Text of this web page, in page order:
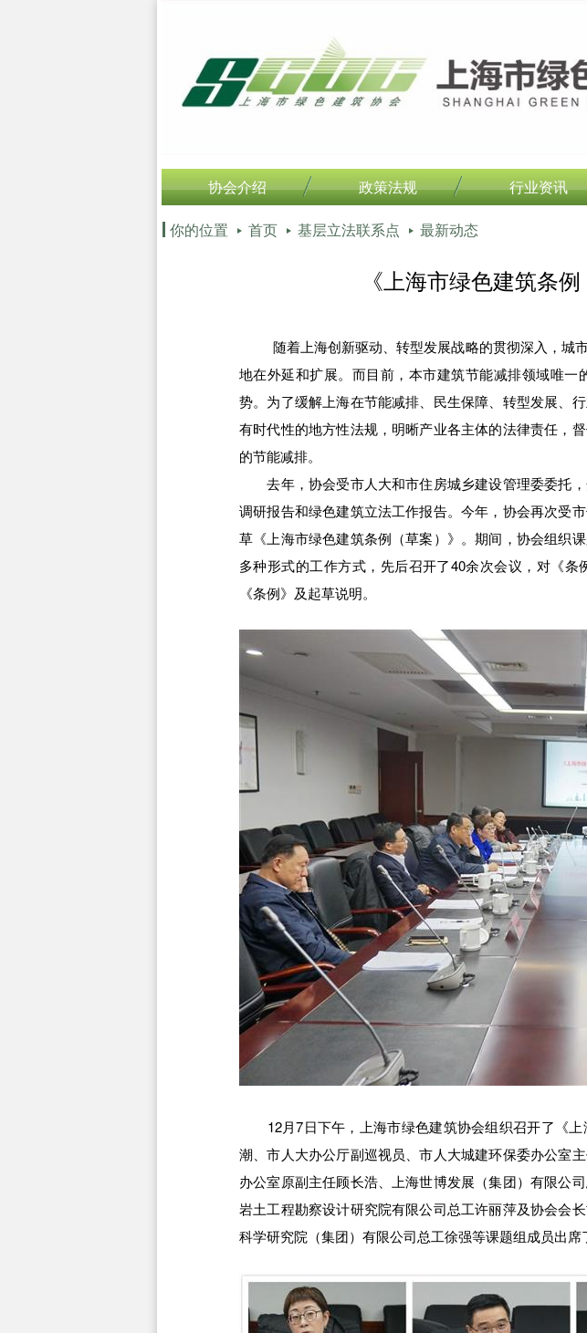
协会介绍 政策法规 行业资讯
你的位置 首页 基层立法联系点 最新动态
《上海市绿色建筑条
随着上海创新驱动、转型发展战略的贯彻深入，城市
地在外延和扩展。而目前，本市建筑节能减排领域唯
势。为了缓解上海在节能减排、民生保障、转型发展、
有时代性的地方性法规，明晰产业各主体的法律责任，
的节能减排。
去年，协会受市人大和市住房城乡建设管理委委托，
调研报告和绿色建筑立法工作报告。今年，协会再次受
草《上海市绿色建筑条例（草案）》。期间，协会组织
多种形式的工作方式，先后召开了40余次会议，对《
《条例》及起草说明。
12月7日下午，上海市绿色建筑协会组织召开了《上
潮、市人大办公厅副巡视员、市人大城建环保委办公室
办公室原副主任顾长浩、上海世博发展（集团）有限公
岩土工程勘察设计研究院有限公司总工许丽萍及协会会
科学研究院（集团）有限公司总工徐强等课题组成员出席